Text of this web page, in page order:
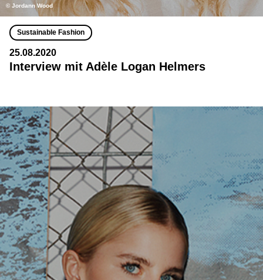
© Jordann Wood
Sustainable Fashion
25.08.2020
Interview mit Adèle Logan Helmers